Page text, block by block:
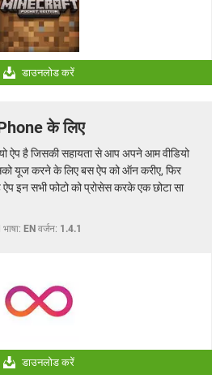
डाउनलोड करें
के लिए
ऐप है जिसकी सहायता से आप अपने आम वीडियो
यूज करने के लिए बस ऐप को ऑन करीए, फिर
इन सभी फोटो को प्रोसेस करके एक छोटा सा
भाषा: EN वर्जन: 1.4.1
डाउनलोड करें